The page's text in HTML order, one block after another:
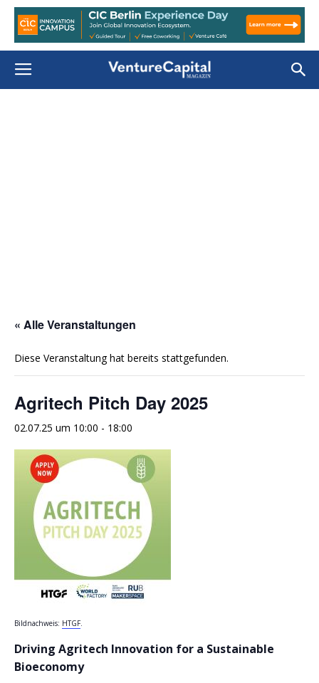
« Alle Veranstaltungen
Diese Veranstaltung hat bereits stattgefunden.
Agritech Pitch Day 2025
02.07.25 um 10:00 - 18:00
Bildnachweis: HTGF.
Driving Agritech Innovation for a Sustainable
Bioeconomy